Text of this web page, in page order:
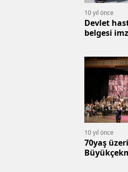
10 yıl önce
Devlet
belgesi
10 yıl önce
70yaş